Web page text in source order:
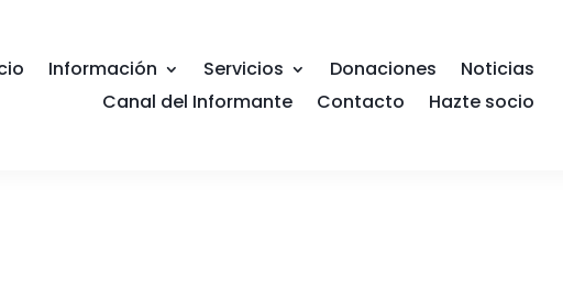
Información Servicios Donaciones
Noticias
Canal del Informante
Contacto Hazte socio